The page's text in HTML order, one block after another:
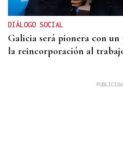
DIÁLOGO SOCIAL
Galicia será pionera con
la reincorporación al